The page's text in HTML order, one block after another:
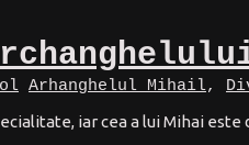
Arhanghelul Mihail,
iar cea a lui Mihai